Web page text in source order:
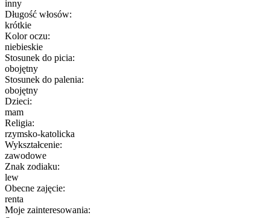
inny
Długość włosów:
krótkie
Kolor oczu:
niebieskie
Stosunek do picia:
obojętny
Stosunek do palenia:
obojętny
Dzieci:
mam
Religia:
rzymsko-katolicka
Wykształcenie:
zawodowe
Znak zodiaku:
lew
Obecne zajęcie:
renta
Moje zainteresowania: